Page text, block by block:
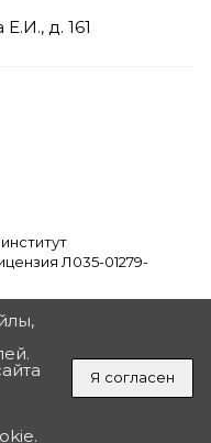
д. 161
Л035-01279-
вы даете согласие на
пользовательских
на обработку
.
Я согласен